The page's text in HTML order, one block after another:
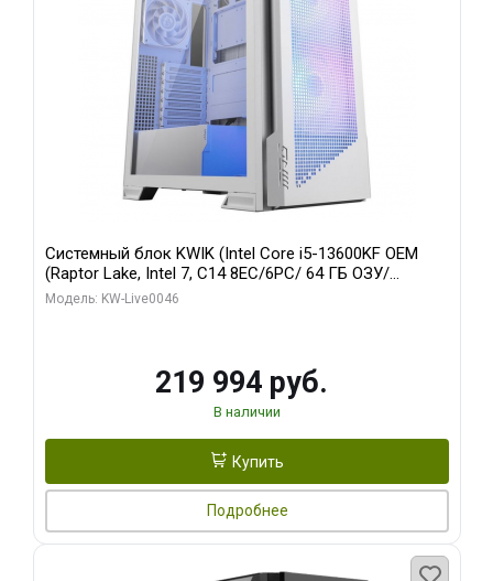
Системный блок KWIK (Intel Core i5-13600KF OEM
(Raptor Lake, Intel 7, C14 8EC/6PC/ 64 ГБ ОЗУ/
Gigabyte RTX5060Ti GAMING OC 8GB GDDR7 128bit
Модель: KW-Live0046
219 994 руб.
В наличии
Купить
Подробнее